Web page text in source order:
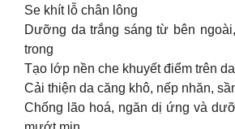
Se khít lỗ chân lông
Dưỡng da trắng sáng từ bên
trong
Tạo lớp nền che khuyết điểm trên
Cải thiện da căng khô, nếp nhăn,
Chống lão hoá, ngăn dị ứng và